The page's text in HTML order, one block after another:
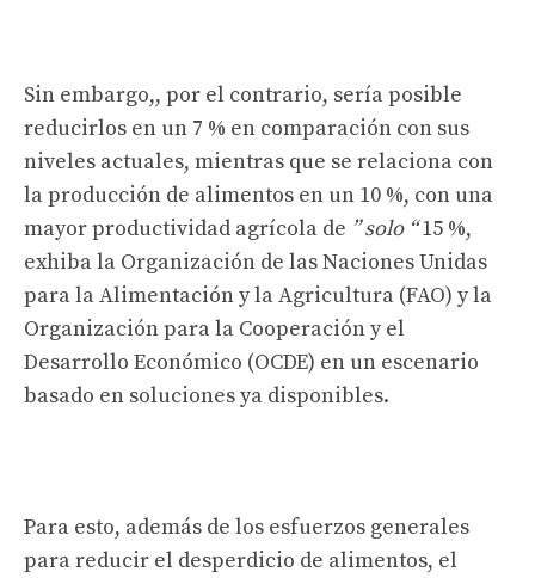
Sin embargo,, por el contrario, sería posible
reducirlos en un 7 % en comparación con sus
niveles actuales, mientras que se relaciona con
la producción de alimentos en un 10 %, con una
mayor productividad agrícola de ” solo “15 %,
exhiba la Organización de las Naciones Unidas
para la Alimentación y la Agricultura (FAO) y la
Organización para la Cooperación y el
Desarrollo Económico (OCDE) en un escenario
basado en soluciones ya disponibles.
Para esto, además de los esfuerzos generales
para reducir el desperdicio de alimentos, el